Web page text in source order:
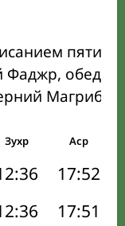
пяти
Фаджр,
Магриб
Зухр Аср
17:52
17:51